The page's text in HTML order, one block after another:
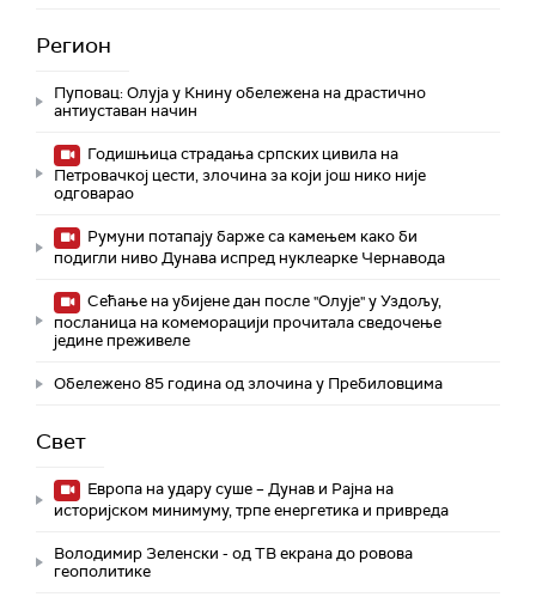
Регион
Пуповац: Олуја у Книну обележена на драстично
антиуставан начин
Годишњица страдања српских цивила на
Петровачкој цести, злочина за који још нико није
одговарао
Румуни потапају барже са камењем како би
подигли ниво Дунава испред нуклеарке Чернавода
Сећање на убијене дан после "Олује" у Уздољу,
посланица на комеморацији прочитала сведочење
једине преживеле
Обележено 85 година од злочина у Пребиловцима
Свет
Европа на удару суше – Дунав и Рајна на
историјском минимуму, трпе енергетика и привреда
Володимир Зеленски - од ТВ екрана до ровова
геополитике